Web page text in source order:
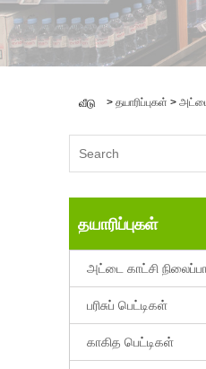
வீடு > தயாரிப்புகள் > அட்டை
தயாரிப்புகள்
அட்டை காட்சி
பரிசுப் பெட்டிகள்
காகித பெட்டிகள்